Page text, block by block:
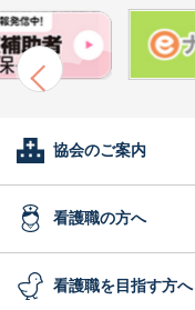
協会のご案内
会長あいさつ
協会概要
看護職の方へ
看護職の方へ
看護職を目指す方へ